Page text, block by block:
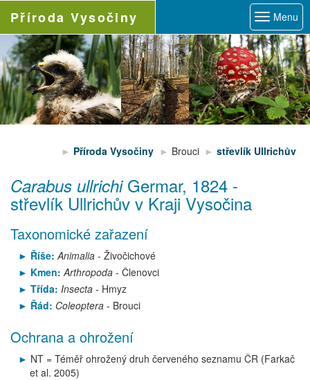
Příroda Vysočiny Menu
Příroda Vysočiny Brouci střevlík Ullrichův
Carabus ullrichi Germar, 1824 -
střevlík Ullrichův v Kraji Vysočina
Taxonomické zařazení
Říše: Animalia- Živočichové
Kmen: Arthropoda- Členovci
Třída: Insecta- Hmyz
Řád: Coleoptera- Brouci
Ochrana a ohrožení
NT = Téměř ohrožený druh červeného seznamu ČR (Farkač
et al. 2005)